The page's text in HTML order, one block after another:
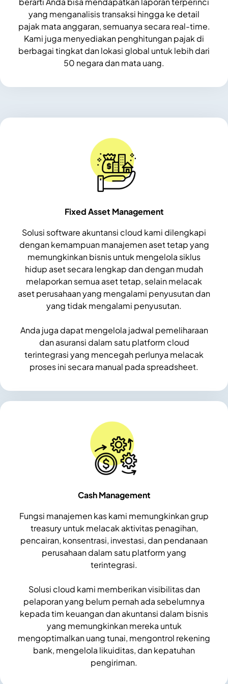
yang menganalisis transaksi hingga ke detail
pajak mata anggaran, semuanya secara real-time.
Kami juga menyediakan penghitungan pajak di
berbagai tingkat dan lokasi global untuk lebih dari
50 negara dan mata uang.
Fixed Asset Management
Solusi software akuntansi cloud kami dilengkapi
dengan kemampuan manajemen aset tetap yang
memungkinkan bisnis untuk mengelola siklus
hidup aset secara lengkap dan dengan mudah
melaporkan semua aset tetap, selain melacak
aset perusahaan yang mengalami penyusutan dan
yang tidak mengalami penyusutan.
Anda juga dapat mengelola jadwal pemeliharaan
dan asuransi dalam satu platform cloud
terintegrasi yang mencegah perlunya melacak
proses ini secara manual pada spreadsheet.
Cash Management
Fungsi manajemen kas kami memungkinkan grup
treasury untuk melacak aktivitas penagihan,
pencairan, konsentrasi, investasi, dan pendanaan
perusahaan dalam satu platform yang
terintegrasi.
Solusi cloud kami memberikan visibilitas dan
pelaporan yang belum pernah ada sebelumnya
kepada tim keuangan dan akuntansi dalam bisnis
yang memungkinkan mereka untuk
mengoptimalkan uang tunai, mengontrol rekening
bank, mengelola likuiditas, dan kepatuhan
pengiriman.